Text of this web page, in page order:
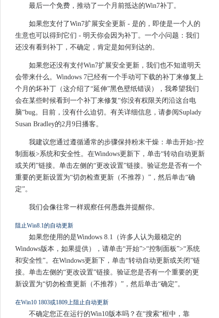
最后一个免费，推动了一个月前抵达的Win7补丁。
如果您支付了Win7扩展安全更新 - 是的，即使是一个人的
生意也可以得到它们 - 明天你会因为补丁。一个小问题：我们
还没有看到补丁，不确定，肯定是如何到达的。
如果您还没有支付Win7扩展安全更新，我们也不知道明天
会带来什么。Windows 7已经有一个手动可下载的补丁来修复上
个月的坏补丁（这介绍了“延伸”黑色壁纸错误），我希望我们
会在某些时候看到一个补丁来修复“你没有权限关闭沿这台电
脑“bug。目前，没有什么迫切。有关详细信息，请参阅Suplady
Susan Bradley的2月9日播客。
我建议您通过遵循通常的步骤保持粉末干燥：单击开始>控
制面板>系统和安全性。在Windows更新下，单击“转动自动更新
或关闭”链接。单击左侧的“更改设置”链接。验证您是否有一个
重要的更新设置为“切勿检查更新（不推荐）”，然后单击“确
定”。
我们会像往常一样观察任何愚蠢并提醒你。
阻止Win8.1的自动更新
如果您使用的是Windows 8.1（许多人认为最稳定的
Windows版本，如果提供），请单击“开始”>“控制面板”>“系统
和安全性”。在Windows更新下，单击“转动自动更新或关闭”链
接。单击左侧的“更改设置”链接。验证您是否有一个重要的更
新设置为“切勿检查更新（不推荐）”，然后单击“确定”。
在Win10 1803或1809上阻止自动更新
不确定您正在运行的Win10版本吗？在“搜索”框中，靠